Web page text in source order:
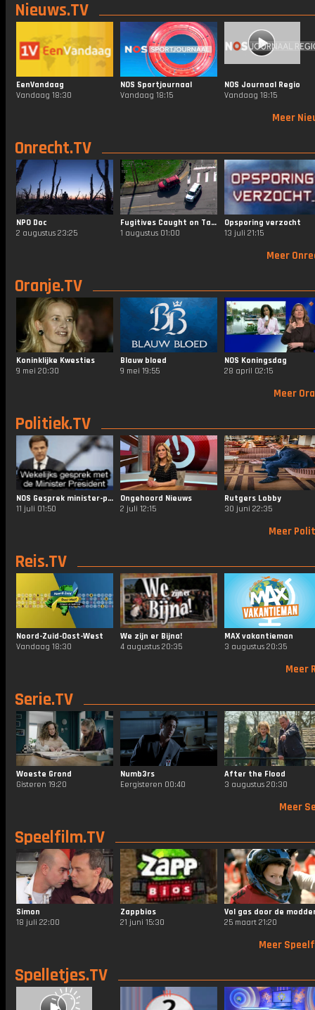
Nieuws.TV
EenVandaag
Vandaag 18:30
NOS Sportjournaal
Vandaag 18:15
NOS Journaal Regio
Vandaag 18:15
Meer
Onrecht.TV
NPO Doc
2 augustus 23:25
Fugitives Caught on Tape
1 augustus 01:00
Opsporing verzocht
13 juli 21:15
Meer
Oranje.TV
Koninklijke Kwesties
9 mei 20:30
Blauw bloed
9 mei 19:55
NOS Koningsdag
28 april 02:15
Meer
Politiek.TV
NOS Gesprek minister-president
11 juli 01:50
Ongehoord Nieuws
2 juli 12:15
Rutgers Lobby
30 juni 22:35
Meer
Reis.TV
Noord-Zuid-Oost-West
Vandaag 18:30
We zijn er Bijna!
4 augustus 20:35
MAX vakantieman
3 augustus 20:35
Meer
Serie.TV
Woeste Grond
Gisteren 19:20
Numb3rs
Eergisteren 00:40
After the Flood
3 augustus 20:30
Meer
Speelfilm.TV
Simon
18 juli 22:00
Zappbios
21 juni 15:30
Vol gas door de
25 maart 21:20
Meer
Spelletjes.TV